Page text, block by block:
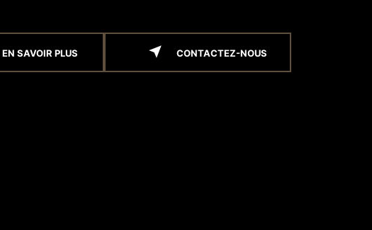
EN SAVOIR PLUS CONTACTEZ-NOUS